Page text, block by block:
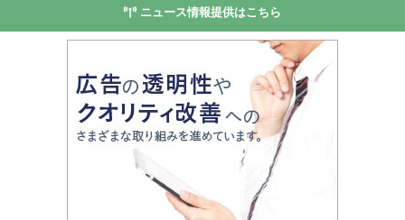
ニュース情報提供はこちら